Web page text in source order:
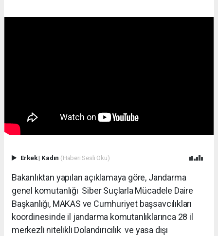
Erkek| Kadın (Haberi Sesli Oku)
Bakanlıktan yapılan açıklamaya göre, Jandarma
genel komutanlığı Siber Suçlarla Mücadele Daire
Başkanlığı, MAKAS ve Cumhuriyet başsavcılıkları
koordinesinde il jandarma komutanlıklarınca 28 il
merkezli nitelikli Dolandırıcılık ve yasa dışı